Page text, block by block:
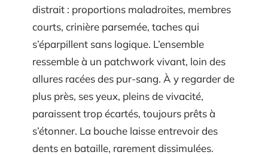
distrait : proportions maladroites, membres
courts, crinière parsemée, taches qui
s’éparpillent sans logique. L’ensemble
ressemble à un patchwork vivant, loin des
allures racées des pur-sang. À y regarder de
plus près, ses yeux, pleins de vivacité,
paraissent trop écartés, toujours prêts à
s’étonner. La bouche laisse entrevoir des
dents en bataille, rarement dissimulées.